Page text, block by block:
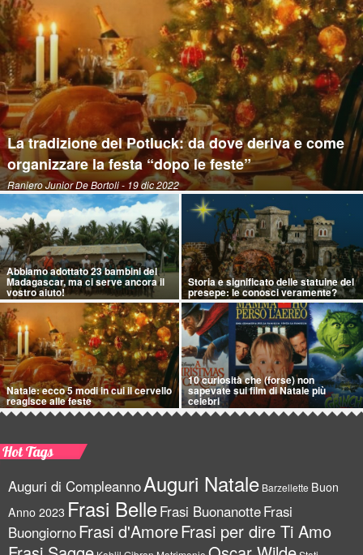
La tradizione del Potluck: da dove deriva e come
organizzare la festa “dopo le feste”
Raniero Junior De Bortoli- 19 dic 2022
Abbiamo adottato 23 bambini del
Madagascar, ma ci serve ancora il
vostro aiuto!
Storia e significato delle statuine del
presepe: le conosci veramente?
Natale: ecco 5 modi in cui il cervello
reagisce alle feste
10 curiosità che (forse) non
sapevate sui film di Natale più
celebri
Hot Tags
Auguri di CompleannoAuguri Natale Barzellette Buon
Anno 2023 Frasi BelleFrasi BuonanotteFrasi
BuongiornoFrasi d'AmoreFrasi per dire Ti Amo